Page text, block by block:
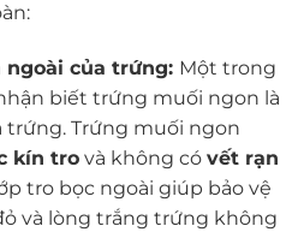
ngoài của trứng: Một trong
biết trứng muối ngon là
trứng. Trứng muối ngon
kín trovà không có vết rạn
tro bọc ngoài giúp bảo vệ
và lòng trắng trứng không